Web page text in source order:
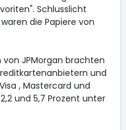
Schlusslicht
die Papiere von
JPMorgan brachten
und
, Mastercard und
und 5,7 Prozent unter